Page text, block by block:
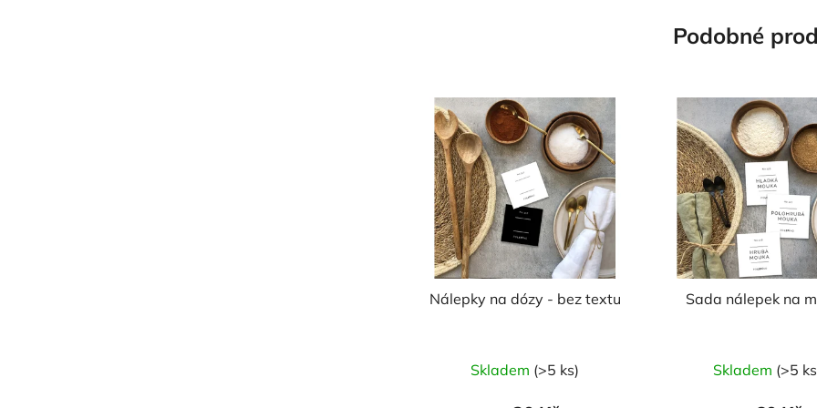
Podobné
Nálepky na dózy - bez textu
Skladem (>5 ks)
Sada nálepek na
Skladem (>5